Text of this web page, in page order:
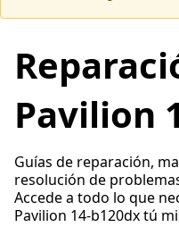
Pavilion
Guías de reparación,
resolución de
Accede a todo lo que
Pavilion 14-b120dx tú